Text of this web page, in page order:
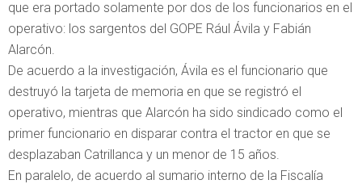
que era portado solamente por dos de los funcionarios en el
operativo: los sargentos del GOPE Rául Ávila y Fabián
Alarcón.
De acuerdo a la investigación, Ávila es el funcionario que
destruyó la tarjeta de memoria en que se registró el
operativo, mientras que Alarcón ha sido sindicado como el
primer funcionario en disparar contra el tractor en que se
desplazaban Catrillanca y un menor de 15 años.
En paralelo, de acuerdo al sumario interno de la Fiscalía